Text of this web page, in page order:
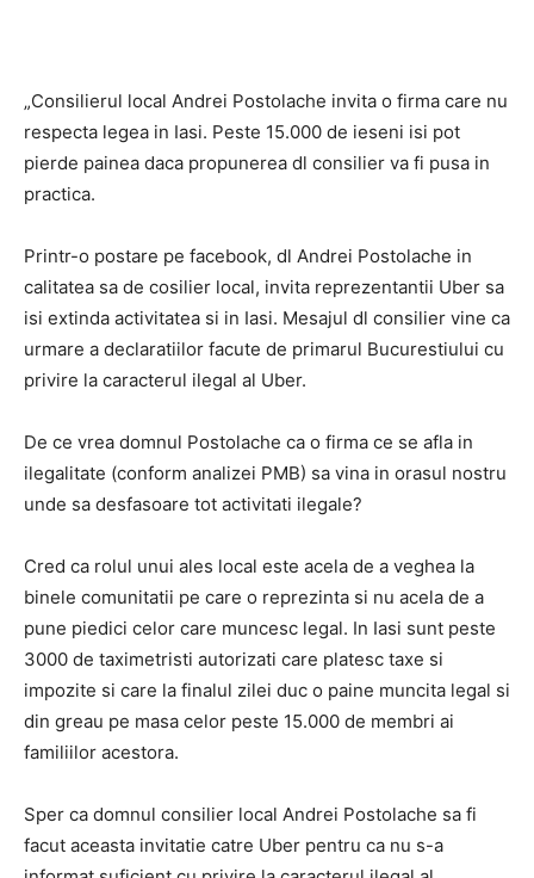
INFO IAȘI
„Consilierul local Andrei Postolache invita o firma care nu
respecta legea in Iasi. Peste 15.000 de ieseni isi pot
pierde painea daca propunerea dl consilier va fi pusa in
practica.
Printr-o postare pe facebook, dl Andrei Postolache in
calitatea sa de cosilier local, invita reprezentantii Uber sa
isi extinda activitatea si in Iasi. Mesajul dl consilier vine ca
urmare a declaratiilor facute de primarul Bucurestiului cu
privire la caracterul ilegal al Uber.
De ce vrea domnul Postolache ca o firma ce se afla in
ilegalitate (conform analizei PMB) sa vina in orasul nostru
unde sa desfasoare tot activitati ilegale?
Cred ca rolul unui ales local este acela de a veghea la
binele comunitatii pe care o reprezinta si nu acela de a
pune piedici celor care muncesc legal. In Iasi sunt peste
3000 de taximetristi autorizati care platesc taxe si
impozite si care la finalul zilei duc o paine muncita legal si
din greau pe masa celor peste 15.000 de membri ai
familiilor acestora.
Sper ca domnul consilier local Andrei Postolache sa fi
facut aceasta invitatie catre Uber pentru ca nu s-a